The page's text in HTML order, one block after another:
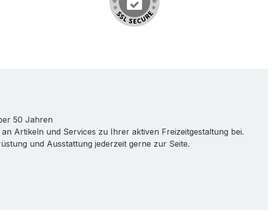
50 Jahren
Artikeln und Services zu Ihrer aktiven Freizeitgestaltung bei.
und Ausstattung jederzeit gerne zur Seite.